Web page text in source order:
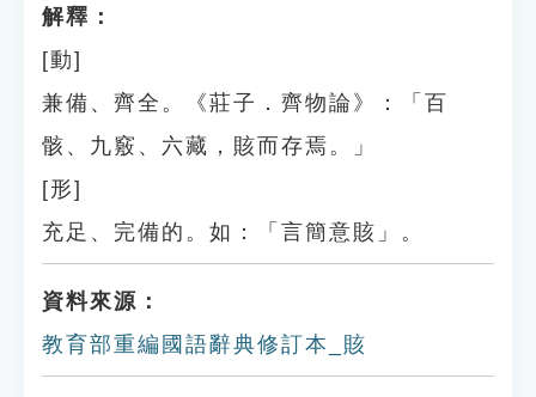
解釋：
[動]
兼備、齊全。《莊子．齊物論》：「百
骸、九竅、六藏，賅而存焉。」
[形]
充足、完備的。如：「言簡意賅」。
資料來源：
教育部重編國語辭典修訂本_賅